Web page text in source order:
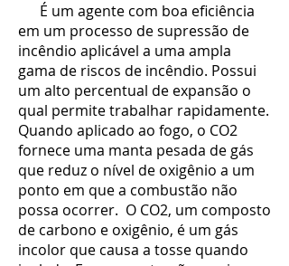
É um agente com boa eficiência
em um processo de supressão de
incêndio aplicável a uma ampla
gama de riscos de incêndio. Possui
um alto percentual de expansão o
qual permite trabalhar rapidamente.
Quando aplicado ao fogo, o CO2
fornece uma manta pesada de gás
que reduz o nível de oxigênio a um
ponto em que a combustão não
possa ocorrer. O CO2, um composto
de carbono e oxigênio, é um gás
incolor que causa a tosse quando